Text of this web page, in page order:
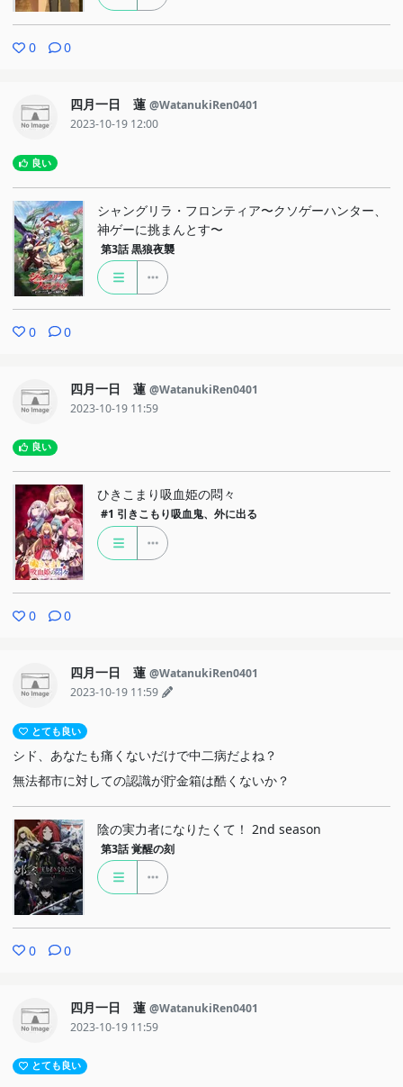
0 0
四月一日 蓮 @WatanukiRen0401
2023-10-19 12:00
良い
シャングリラ・フロンティア〜クソゲーハンター、
神ゲーに挑まんとす〜
第3話 黒狼夜襲
0 0
四月一日 蓮 @WatanukiRen0401
2023-10-19 11:59
良い
ひきこまり吸血姫の悶々
#1 引きこもり吸血鬼、外に出る
0 0
四月一日 蓮 @WatanukiRen0401
2023-10-19 11:59
とても良い
シド、あなたも痛くないだけで中二病だよね？
無法都市に対しての認識が貯金箱は酷くないか？
陰の実力者になりたくて！ 2nd season
第3話 覚醒の刻
0 0
四月一日 蓮 @WatanukiRen0401
2023-10-19 11:59
とても良い